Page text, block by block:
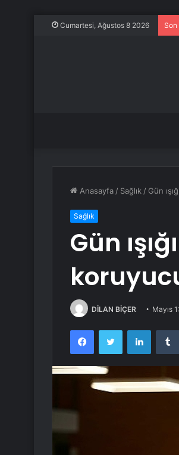
Cumartesi, Ağustos 8 2026
Anasayfa / Sağlık / Gün
Sağlık
Gün
DİLAN BİÇER Mayıs
FacebookTwitter LinkedIn